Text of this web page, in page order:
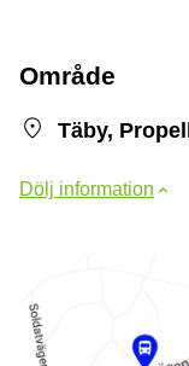
Område
Täby,
Dölj information